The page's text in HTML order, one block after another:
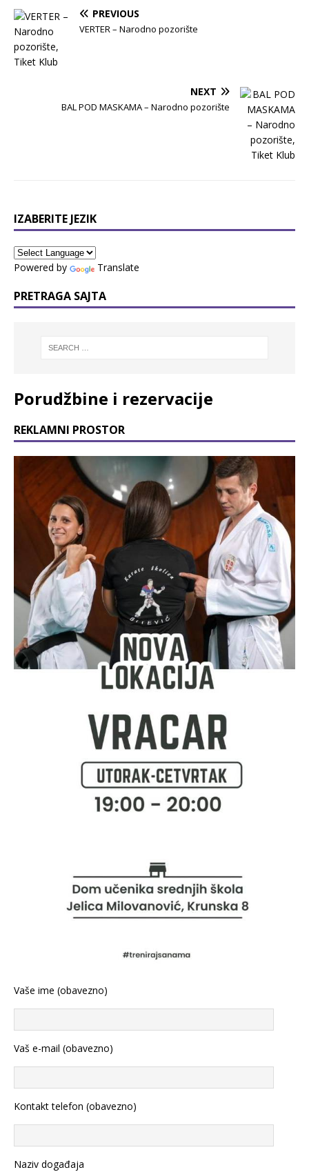
PREVIOUS
VERTER – Nаrodno pozorište
NEXT
BAL POD MASKAMA – Nаrodno pozorište
IZABERITE JEZIK
Powered by Translate
PRETRAGA SAJTA
Porudžbine i rezervacije
REKLAMNI PROSTOR
Vaše ime (obavezno)
Vaš e-mail (obavezno)
Kontakt telefon (obavezno)
Naziv događaja